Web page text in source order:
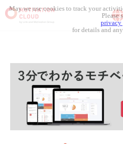
料金体
無料セ
お役立
コラム
May we use cookies to track your
Please
for details and